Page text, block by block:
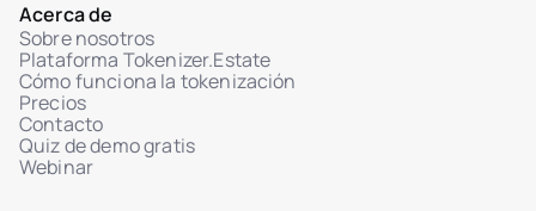
Acerca de
Sobre nosotros
Plataforma Tokenizer.Estate
Cómo funciona la tokenización
Precios
Contacto
Quiz de demo gratis
Webinar